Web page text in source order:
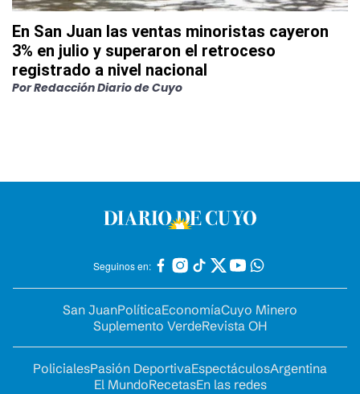
En San Juan las ventas minoristas cayeron
3% en julio y superaron el retroceso
registrado a nivel nacional
PorRedacción Diario de Cuyo
Seguinos en:
San JuanPolíticaEconomíaCuyo Minero
Suplemento VerdeRevista OH
PolicialesPasión DeportivaEspectáculosArgentina
El MundoRecetasEn las redes